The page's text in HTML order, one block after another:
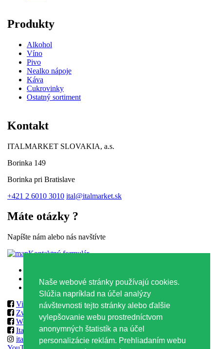
Naše webové stránky používajú cookies.
Slúžia napríklad na účel analýzy
návštevnosti tejto stránky alebo ďalšie
vylepšovanie webu prostredníctvom
anonymných štatistík a na účel
personalizácie reklám. Prehliadaním webu
Produkty
Alkohol
Víno
Pivo
Nealko nápoje
Káva
Cukrovinky
Ostatný sortiment
Kontakt
ITALMARKET SLOVAKIA, a.s.
Borinka 149
Borinka pri Bratislave
+421 2 6010 3010 ital@italmarket.sk
Máte otázky ?
Napíšte nám alebo nás navštívte
Kontaktný formulár
Zásady používania súborov Cookies
Obchodné podmienky
Vilmos
Zwack
World Class & Reserve Brands Club
ItalmarketSlovakia
italmarketslovakia